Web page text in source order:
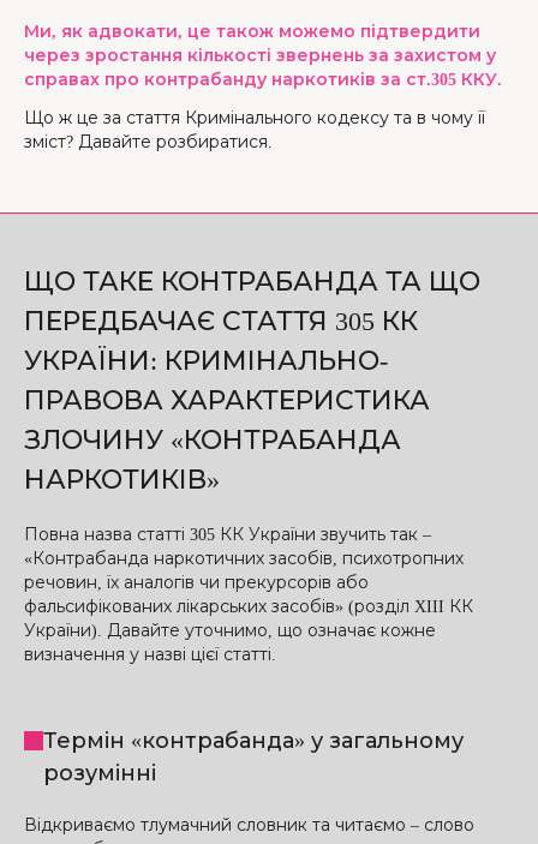
Ми, як адвокати, це також можемо підтвердити
через зростання кількості звернень за захистом у
справах про контрабанду наркотиків за ст.305 ККУ.
Що ж це за стаття Кримінального кодексу та в чому її
зміст? Давайте розбиратися.
ЩО ТАКЕ КОНТРАБАНДА ТА ЩО
ПЕРЕДБАЧАЄ СТАТТЯ 305 КК
УКРАЇНИ: КРИМІНАЛЬНО-
ПРАВОВА ХАРАКТЕРИСТИКА
ЗЛОЧИНУ «КОНТРАБАНДА
НАРКОТИКІВ»
Повна назва статті 305 КК України звучить так –
«Контрабанда наркотичних засобів, психотропних
речовин, їх аналогів чи прекурсорів або
фальсифікованих лікарських засобів» (розділ XIII КК
України). Давайте уточнимо, що означає кожне
визначення у назві цієї статті.
Термін «контрабанда» у загальному
розумінні
Відкриваємо тлумачний словник та читаємо – слово